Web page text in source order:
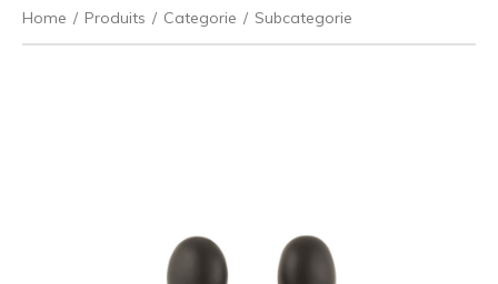
Home / Produits / Categorie / Subcategorie